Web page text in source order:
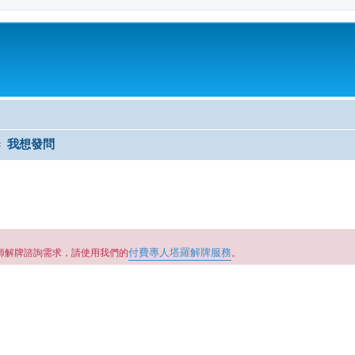
我想發問
牌諮詢需求，請使用我們的付費專人塔羅解牌服務。